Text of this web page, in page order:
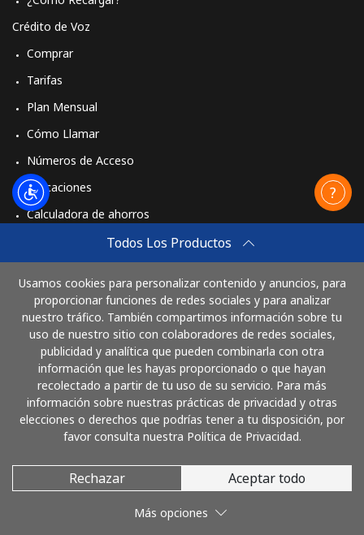
Todos Los Productos
Usamos cookies para personalizar contenido y anuncios, para
proporcionar funciones de redes sociales y para analizar
nuestro tráfico. También compartimos información sobre tu
uso de nuestro sitio con colaboradores de redes sociales,
publicidad y analítica que pueden combinarla con otra
información que les hayas proporcionado o que hayan
recolectado a partir de tu uso de su servicio. Para más
información sobre nuestras prácticas de privacidad y otras
elecciones o derechos que podrías tener a tu disposición, por
favor consulta nuestra Política de Privacidad.
Rechazar Aceptar todo
Más opciones
Crédito de Voz
Comprar
Tarifas
Plan Mensual
Cómo Llamar
Números de Acceso
Aplicaciones
Calculadora de ahorros
Comprar
Cómo funciona
Paga con
© 2026 LlamaCostaRica